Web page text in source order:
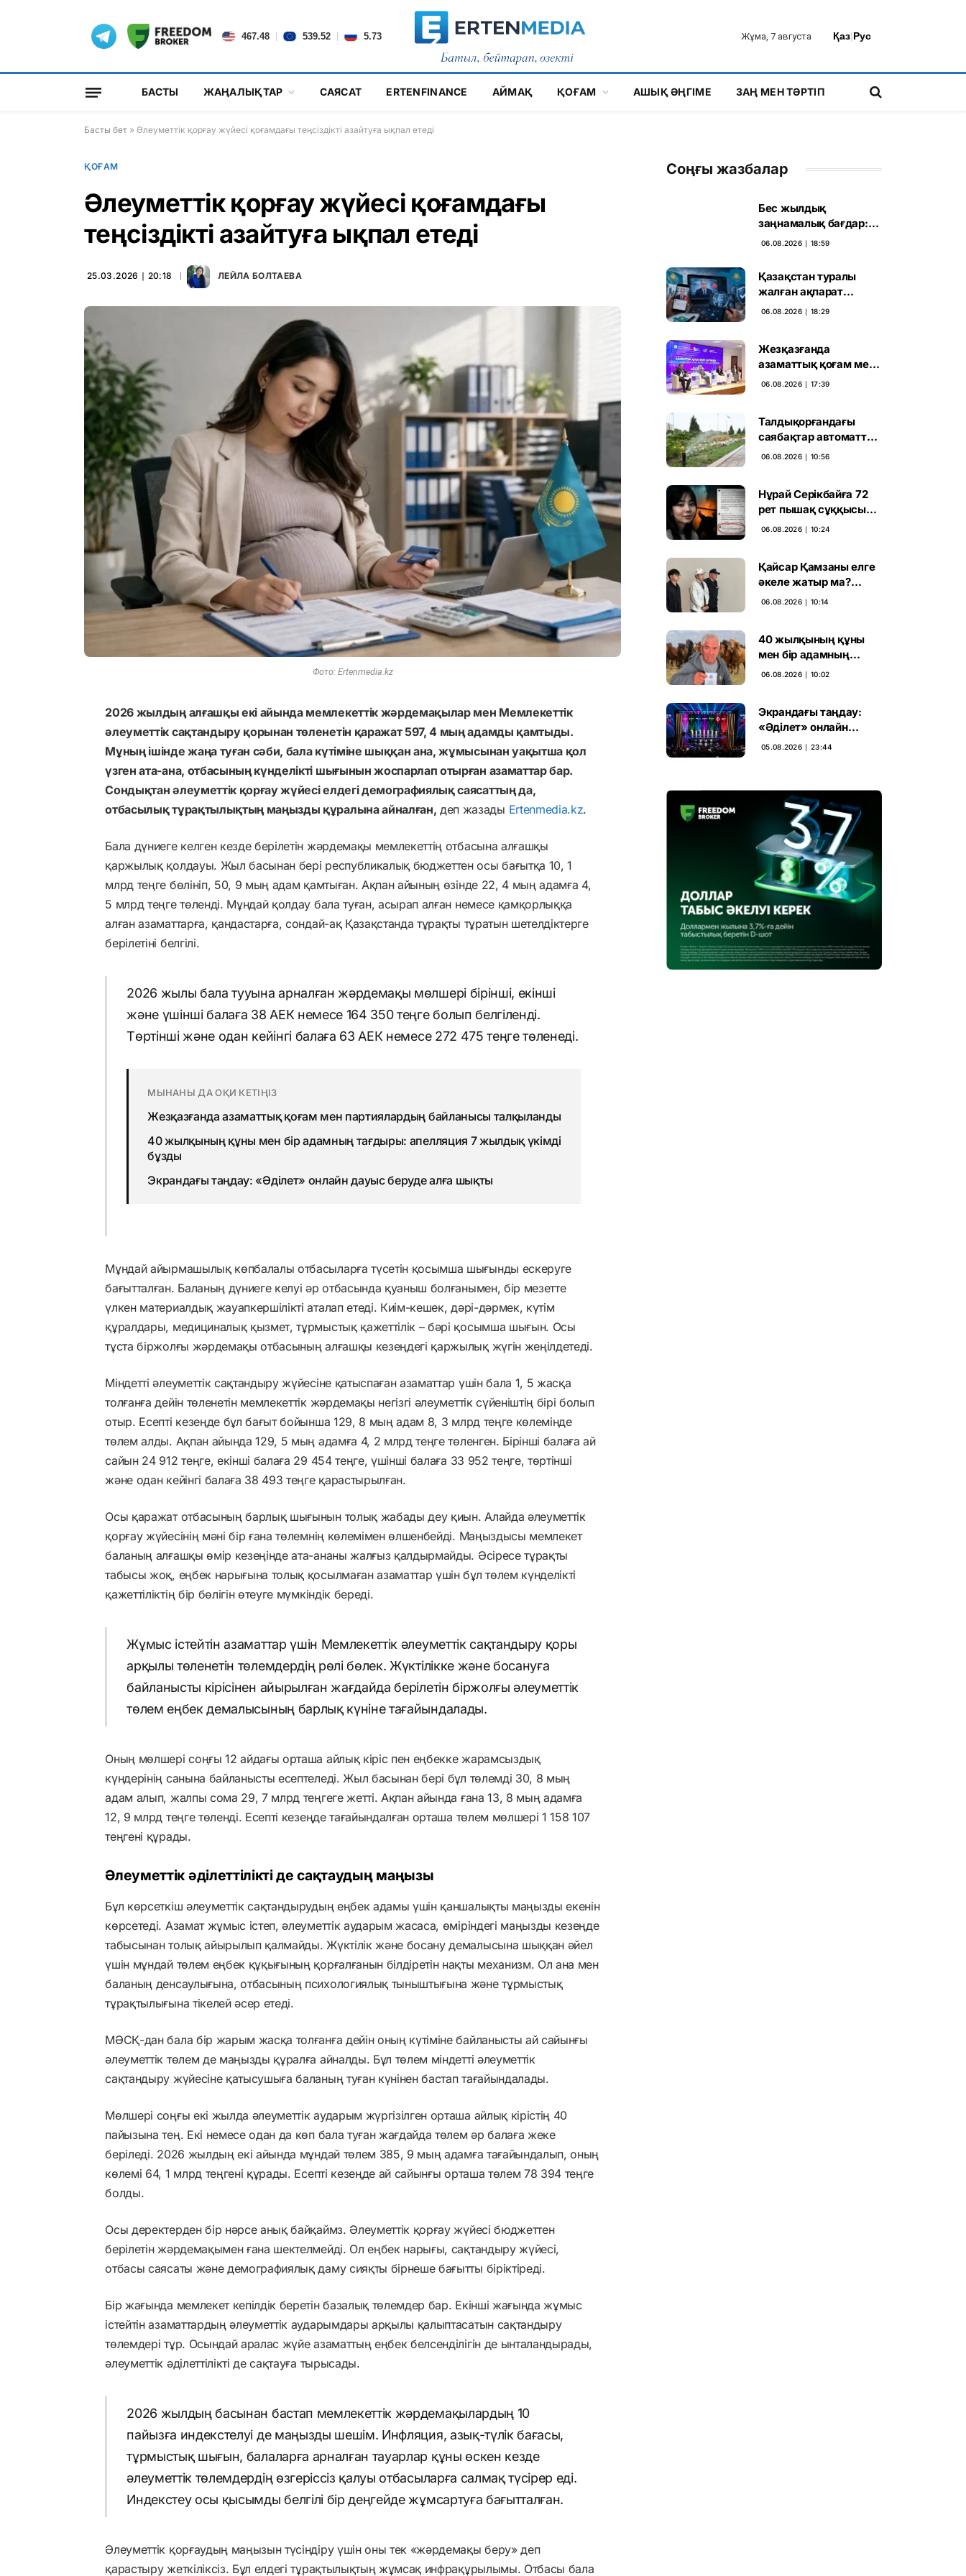
467.48 539.52 5.73 Жұма, 7 августа Қаз|Рус
БАСТЫ ЖАҢАЛЫҚТАР САЯСАТ ERTENFINANCE АЙМАҚ ҚОҒАМ АШЫҚ ӘҢГІМЕ ЗАҢ МЕН ТӘРТІП
Басты бет » Әлеуметтік қорғау жүйесі қоғамдағы теңсіздікті азайтуға ықпал етеді
ҚОҒАМ
Әлеуметтік қорғау жүйесі қоғамдағы
теңсіздікті азайтуға ықпал етеді
25.03.2026 ∣ 20:18 ЛЕЙЛА БОЛТАЕВА
Фото: Ertenmedia.kz
2026 жылдың алғашқы екі айында мемлекеттік жәрдемақылар мен Мемлекеттік
әлеуметтік сақтандыру қорынан төленетін қаражат 597, 4 мың адамды қамтыды.
Мұның ішінде жаңа туған сәби, бала күтіміне шыққан ана, жұмысынан уақытша қол
үзген ата-ана, отбасының күнделікті шығынын жоспарлап отырған азаматтар бар.
Сондықтан әлеуметтік қорғау жүйесі елдегі демографиялық саясаттың да,
отбасылық тұрақтылықтың маңызды құралына айналған, деп жазады Ertenmedia.kz.
Бала дүниеге келген кезде берілетін жәрдемақы мемлекеттің отбасына алғашқы
қаржылық қолдауы. Жыл басынан бері республикалық бюджеттен осы бағытқа 10, 1
млрд теңге бөлініп, 50, 9 мың адам қамтыған. Ақпан айының өзінде 22, 4 мың адамға 4,
5 млрд теңге төленді. Мұндай қолдау бала туған, асырап алған немесе қамқорлыққа
алған азаматтарға, қандастарға, сондай-ақ Қазақстанда тұрақты тұратын шетелдіктерге
берілетіні белгілі.
2026 жылы бала тууына арналған жәрдемақы мөлшері бірінші, екінші
және үшінші балаға 38 АЕК немесе 164 350 теңге болып белгіленді.
Төртінші және одан кейінгі балаға 63 АЕК немесе 272 475 теңге төленеді.
МЫНАНЫ ДА ОҚИ КЕТІҢІЗ
Жезқазғанда азаматтық қоғам мен партиялардың байланысы талқыланды
40 жылқының құны мен бір адамның тағдыры: апелляция 7 жылдық үкімді
бұзды
Экрандағы таңдау: «Әділет» онлайн дауыс беруде алға шықты
Мұндай айырмашылық көпбалалы отбасыларға түсетін қосымша шығынды ескеруге
бағытталған. Баланың дүниеге келуі әр отбасында қуаныш болғанымен, бір мезетте
үлкен материалдық жауапкершілікті аталап етеді. Киім-кешек, дәрі-дәрмек, күтім
құралдары, медициналық қызмет, тұрмыстық қажеттілік – бәрі қосымша шығын. Осы
тұста біржолғы жәрдемақы отбасының алғашқы кезеңдегі қаржылық жүгін жеңілдетеді.
Міндетті әлеуметтік сақтандыру жүйесіне қатыспаған азаматтар үшін бала 1, 5 жасқа
толғанға дейін төленетін мемлекеттік жәрдемақы негізгі әлеуметтік сүйеніштің бірі болып
отыр. Есепті кезеңде бұл бағыт бойынша 129, 8 мың адам 8, 3 млрд теңге көлемінде
төлем алды. Ақпан айында 129, 5 мың адамға 4, 2 млрд теңге төленген. Бірінші балаға ай
сайын 24 912 теңге, екінші балаға 29 454 теңге, үшінші балаға 33 952 теңге, төртінші
және одан кейінгі балаға 38 493 теңге қарастырылған.
Осы қаражат отбасының барлық шығынын толық жабады деу қиын. Алайда әлеуметтік
қорғау жүйесінің мәні бір ғана төлемнің көлемімен өлшенбейді. Маңыздысы мемлекет
баланың алғашқы өмір кезеңінде ата-ананы жалғыз қалдырмайды. Әсіресе тұрақты
табысы жоқ, еңбек нарығына толық қосылмаған азаматтар үшін бұл төлем күнделікті
қажеттіліктің бір бөлігін өтеуге мүмкіндік береді.
Жұмыс істейтін азаматтар үшін Мемлекеттік әлеуметтік сақтандыру қоры
арқылы төленетін төлемдердің рөлі бөлек. Жүктілікке және босануға
байланысты кірісінен айырылған жағдайда берілетін біржолғы әлеуметтік
төлем еңбек демалысының барлық күніне тағайындалады.
Оның мөлшері соңғы 12 айдағы орташа айлық кіріс пен еңбекке жарамсыздық
күндерінің санына байланысты есептеледі. Жыл басынан бері бұл төлемді 30, 8 мың
адам алып, жалпы сома 29, 7 млрд теңгеге жетті. Ақпан айында ғана 13, 8 мың адамға
12, 9 млрд теңге төленді. Есепті кезеңде тағайындалған орташа төлем мөлшері 1 158 107
теңгені құрады.
Әлеуметтік әділеттілікті де сақтаудың маңызы
Бұл көрсеткіш әлеуметтік сақтандырудың еңбек адамы үшін қаншалықты маңызды екенін
көрсетеді. Азамат жұмыс істеп, әлеуметтік аударым жасаса, өміріндегі маңызды кезеңде
табысынан толық айырылып қалмайды. Жүктілік және босану демалысына шыққан әйел
үшін мұндай төлем еңбек құқығының қорғалғанын білдіретін нақты механизм. Ол ана мен
баланың денсаулығына, отбасының психологиялық тыныштығына және тұрмыстық
тұрақтылығына тікелей әсер етеді.
МӘСҚ-дан бала бір жарым жасқа толғанға дейін оның күтіміне байланысты ай сайынғы
әлеуметтік төлем де маңызды құралға айналды. Бұл төлем міндетті әлеуметтік
сақтандыру жүйесіне қатысушыға баланың туған күнінен бастап тағайындалады.
Мөлшері соңғы екі жылда әлеуметтік аударым жүргізілген орташа айлық кірістің 40
пайызына тең. Екі немесе одан да көп бала туған жағдайда төлем әр балаға жеке
беріледі. 2026 жылдың екі айында мұндай төлем 385, 9 мың адамға тағайындалып, оның
көлемі 64, 1 млрд теңгені құрады. Есепті кезеңде ай сайынғы орташа төлем 78 394 теңге
болды.
Осы деректерден бір нәрсе анық байқаймз. Әлеуметтік қорғау жүйесі бюджеттен
берілетін жәрдемақымен ғана шектелмейді. Ол еңбек нарығы, сақтандыру жүйесі,
отбасы саясаты және демографиялық даму сияқты бірнеше бағытты біріктіреді.
Бір жағында мемлекет кепілдік беретін базалық төлемдер бар. Екінші жағында жұмыс
істейтін азаматтардың әлеуметтік аударымдары арқылы қалыптасатын сақтандыру
төлемдері тұр. Осындай аралас жүйе азаматтың еңбек белсенділігін де ынталандырады,
әлеуметтік әділеттілікті де сақтауға тырысады.
2026 жылдың басынан бастап мемлекеттік жәрдемақылардың 10
пайызға индекстелуі де маңызды шешім. Инфляция, азық-түлік бағасы,
тұрмыстық шығын, балаларға арналған тауарлар құны өскен кезде
әлеуметтік төлемдердің өзгеріссіз қалуы отбасыларға салмақ түсірер еді.
Индекстеу осы қысымды белгілі бір деңгейде жұмсартуға бағытталған.
Әлеуметтік қорғаудың маңызын түсіндіру үшін оны тек «жәрдемақы беру» деп
қарастыру жеткіліксіз. Бұл елдегі тұрақтылықтың жұмсақ инфрақұрылымы. Отбасы бала
Соңғы жазбалар
Бес жылдық
заңнамалық бағдар:
Мелконян Құрылтай
06.08.2026 ∣ 18:59
Қазақстан туралы
жалған ақпарат
таратқан дипфейктер
06.08.2026 ∣ 18:29
Жезқазғанда
азаматтық қоғам мен
партиялардың
06.08.2026 ∣ 17:39
Талдықорғандағы
саябақтар автоматты
жүйемен суарылады
06.08.2026 ∣ 10:56
Нұрай Серікбайға 72
рет пышақ сұққысы
келгенін жазған адам
06.08.2026 ∣ 10:24
Қайсар Қамзаны елге
әкеле жатыр ма?
Атышулы Блогер
06.08.2026 ∣ 10:14
40 жылқының құны
мен бір адамның
тағдыры: апелляция 7
06.08.2026 ∣ 10:02
Экрандағы таңдау:
«Әділет» онлайн
дауыс беруде алға
05.08.2026 ∣ 23:44